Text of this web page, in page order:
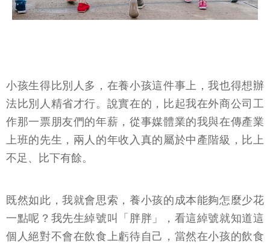
小孩生得比別人多，在養小孩這件事上，我也得想辦
法比別人精省才行。說實在的，比起我在外商公司工
作那一票朋友們的年薪，從事媒體業的我與在傳產業
上班的先生，兩人的年收入真的屬於中產階級，比上
不足、比下有餘。
既然如此，我就會思索，養小孩的成本能夠怎麼少花
一點呢？我先生綽號叫「胖胖」，看這綽號就知道這
個人絕對不會在飲食上虧待自己，當然在小孩的飲食